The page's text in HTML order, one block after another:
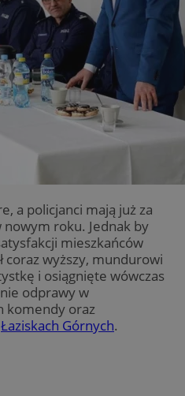
a policjanci mają już za
nowym roku. Jednak by
mieszkańców
coraz wyższy, mundurowi
i osiągnięte wówczas
odprawy w
komendy oraz
Łaziskach Górnych.